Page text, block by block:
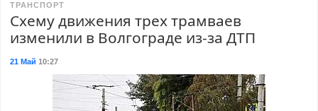
ТРАНСПОРТ
Схему движения трех трамваев
изменили в Волгограде из-за ДТП
21 Май 10:27